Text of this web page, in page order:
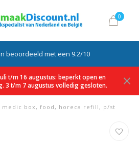
0
beoordeeld met een 9.2/10
t/m 16 augustus: beperkt open en
3 t/m 7 augustus volledig gesloten.
medic box, food, horeca refill, p/st